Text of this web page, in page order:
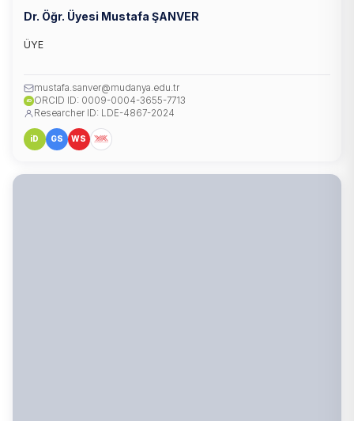
Dr. Öğr. Üyesi Mustafa ŞANVER
ÜYE
mustafa.sanver@mudanya.edu.tr
iD ORCID ID: 0009-0004-3655-7713
Researcher ID: LDE-4867-2024
iD GS WS